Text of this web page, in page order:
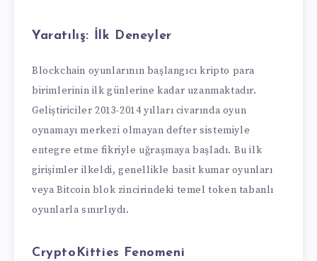
Yaratılış: İlk Deneyler
Blockchain oyunlarının başlangıcı kripto para
birimlerinin ilk günlerine kadar uzanmaktadır.
Geliştiriciler 2013-2014 yılları civarında oyun
oynamayı merkezi olmayan defter sistemiyle
entegre etme fikriyle uğraşmaya başladı. Bu ilk
girişimler ilkeldi, genellikle basit kumar oyunları
veya Bitcoin blok zincirindeki temel token tabanlı
oyunlarla sınırlıydı.
CryptoKitties Fenomeni